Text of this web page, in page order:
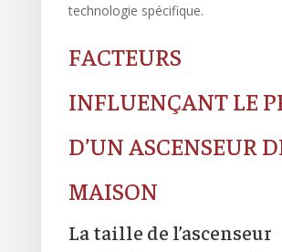
technologie spécifique.
FACTEURS
INFLUENÇANT LE
D’UN ASCENSEUR
MAISON
La taille de l’ascenseur